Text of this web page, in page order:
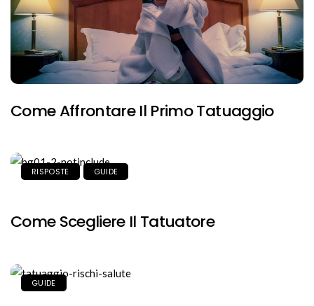
Come Affrontare Il Primo Tatuaggio
RISPOSTE GUIDE
Come Scegliere Il Tatuatore
GUIDE